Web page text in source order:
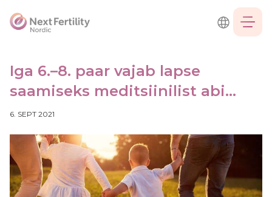
Doonorlus
Biopank
Iga 6.–8. paar vajab lapse
saamiseks meditsiinilist abi…
6. SEPT 2021